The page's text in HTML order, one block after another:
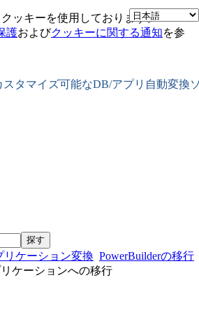
ッキーを使用しております。
護およびクッキーに関する通知を参
タマイズ可能なDB/アプリ自動変換
リケーション変換 PowerBuilderの移行
リケーションへの移行